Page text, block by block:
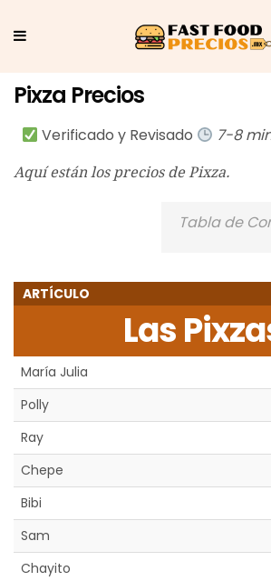
Pixza Precios
Verificado y Revisado 7-8
Aquí están los precios de Pixza.
Tabla de
ARTÍCULO
Las
María Julia
Polly
Ray
Chepe
Bibi
Sam
Chayito